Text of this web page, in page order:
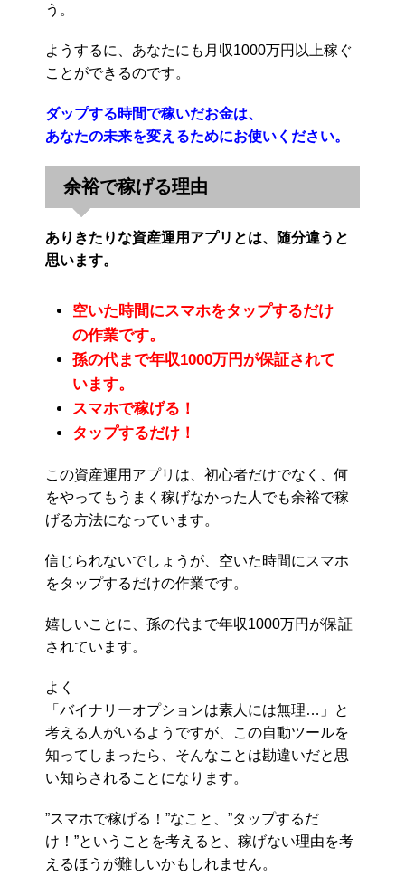
う。
ようするに、あなたにも月収1000万円以上稼ぐ
ことができるのです。
ダップする時間で稼いだお金は、
あなたの未来を変えるためにお使いください。
余裕で稼げる理由
ありきたりな資産運用アプリとは、随分違うと
思います。
空いた時間にスマホをタップするだけ
の作業です。
孫の代まで年収1000万円が保証されて
います。
スマホで稼げる！
タップするだけ！
この資産運用アプリは、初心者だけでなく、何
をやってもうまく稼げなかった人でも余裕で稼
げる方法になっています。
信じられないでしょうが、空いた時間にスマホ
をタップするだけの作業です。
嬉しいことに、孫の代まで年収1000万円が保証
されています。
よく
「バイナリーオプションは素人には無理…」と
考える人がいるようですが、この自動ツールを
知ってしまったら、そんなことは勘違いだと思
い知らされることになります。
”スマホで稼げる！”なこと、”タップするだ
け！”ということを考えると、稼げない理由を考
えるほうが難しいかもしれません。